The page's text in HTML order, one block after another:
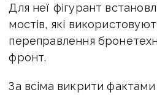
Для неї фігурант
мостів, які
переправлення
фронт.
За всіма викрити фактами